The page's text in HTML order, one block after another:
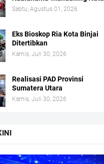
Sabtu, Agustus 01, 2026
Eks Bioskop Ria Kota Binjai
Ditertibkan
Kamis, Juli 30, 2026
Realisasi PAD Provinsi
Sumatera Utara
Kamis, Juli 30, 2026